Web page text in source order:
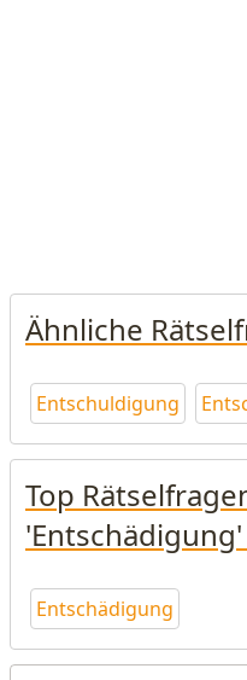
Ähnliche
Entschuldigung
Top
Entschädigung